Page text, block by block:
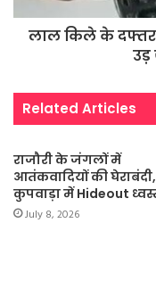
लाल किले के
Related Articles
राजौरी के जंगलों में
आतंकवादियों की घेराबंदी,
कुपवाड़ा में Hideout
July 8, 2026